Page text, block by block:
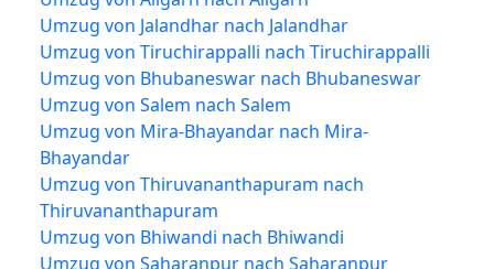
Umzug von Jalandhar nach Jalandhar
Umzug von Tiruchirappalli nach Tiruchirappalli
Umzug von Bhubaneswar nach Bhubaneswar
Umzug von Salem nach Salem
Umzug von Mira-Bhayandar nach Mira-
Bhayandar
Umzug von Thiruvananthapuram nach
Thiruvananthapuram
Umzug von Bhiwandi nach Bhiwandi
Umzug von Saharanpur nach Saharanpur